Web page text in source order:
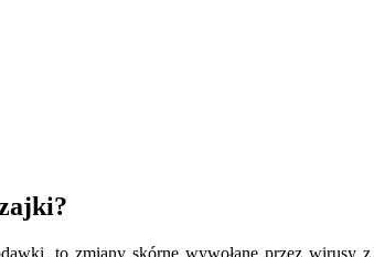
to zmiany skórne wywołane przez wirusy